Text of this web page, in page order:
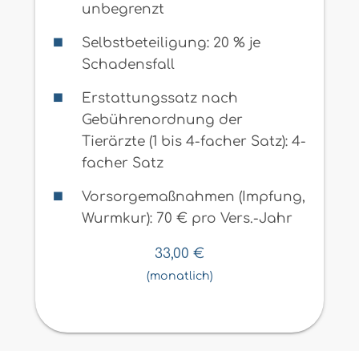
unbegrenzt
Selbstbeteiligung: 20 % je
Schadensfall
Erstattungssatz nach
Gebührenordnung der
Tierärzte (1 bis 4-facher Satz): 4-
facher Satz
Vorsorgemaßnahmen (Impfung,
Wurmkur): 70 € pro Vers.-Jahr
33,00 €
(monatlich)